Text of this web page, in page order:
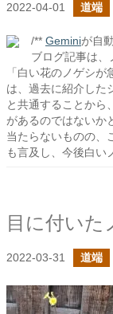
2022-04-01 道端
/** Geminiが自
ブログ記事は、
「白い花のノゲシ
は、過去に紹介した
と共通することから
があるのではないか
当たらないものの、
も言及し、今後白い
2022-03-31 道端